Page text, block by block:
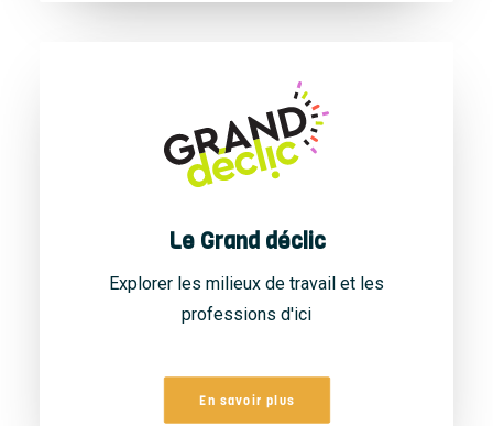
Le Grand déclic
Explorer les milieux de travail et les
professions d'ici
En savoir plus